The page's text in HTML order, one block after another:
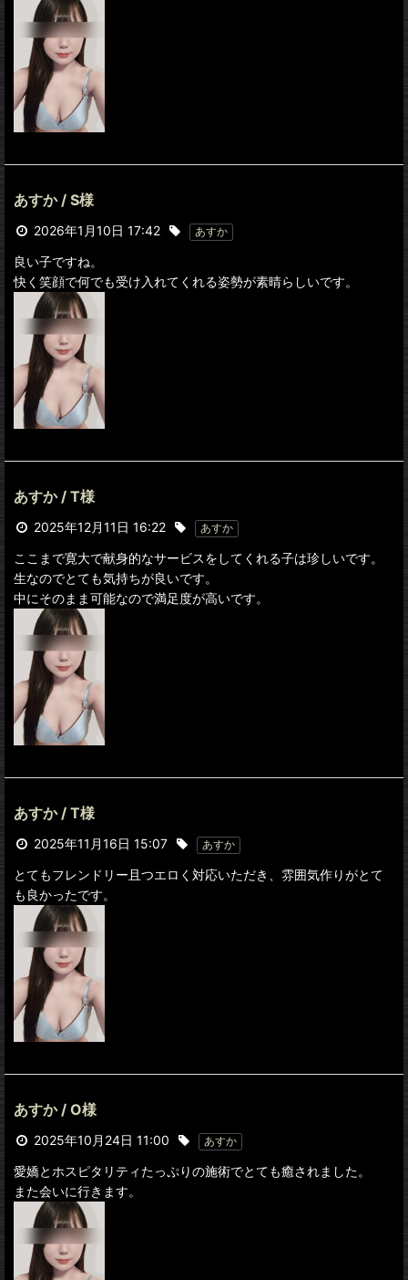
あすか / S様
2026年1月10日 17:42 あすか
良い子ですね。
快く笑顔で何でも受け入れてくれる姿勢が素晴らしいです。
あすか / T様
2025年12月11日 16:22 あすか
ここまで寛大で献身的なサービスをしてくれる子は珍しいです。
生なのでとても気持ちが良いです。
中にそのまま可能なので満足度が高いです。
あすか / T様
2025年11月16日 15:07 あすか
とてもフレンドリー且つエロく対応いただき、雰囲気作りがとて
も良かったです。
あすか / O様
2025年10月24日 11:00 あすか
愛嬌とホスピタリティたっぷりの施術でとても癒されました。
また会いに行きます。